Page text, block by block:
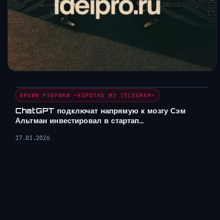
АРХИВ РУБРИКИ ~КОРОТКО ИЗ TELEGRAM~
ChatGPT подключат напрямую к мозгу Сэм
Альтман инвестировал в стартап…
17.01.2026